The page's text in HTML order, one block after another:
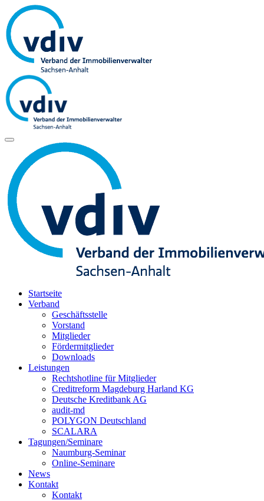
Startseite
Verband
Geschäftsstelle
Vorstand
Mitglieder
Fördermitglieder
Downloads
Leistungen
Rechtshotline für Mitglieder
Creditreform Magdeburg Harland KG
Deutsche Kreditbank AG
audit-md
POLYGON Deutschland
SCALARA
Tagungen/Seminare
Naumburg-Seminar
Online-Seminare
News
Kontakt
Kontakt